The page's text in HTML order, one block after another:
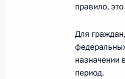
Заседание
правило,
Для
назначении
период.